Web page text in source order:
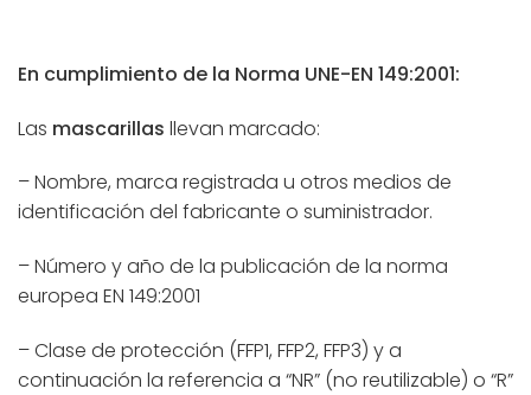
En cumplimiento de la Norma UNE-EN 149:2001:
Las mascarillas llevan marcado:
– Nombre, marca registrada u otros medios de
identificación del fabricante o suministrador.
– Número y año de la publicación de la norma
europea EN 149:2001
– Clase de protección (FFP1, FFP2, FFP3) y a
continuación la referencia a “NR” (no reutilizable) o “R”